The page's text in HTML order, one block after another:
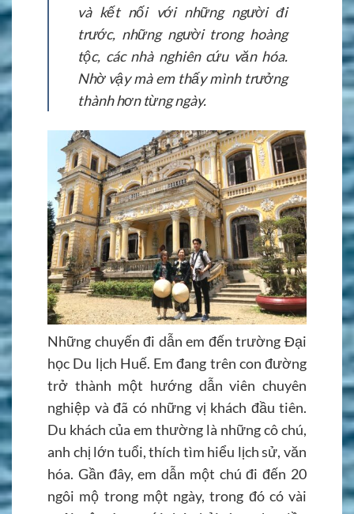
và kết nối với những người đi
trước, những người trong hoàng
tộc, các nhà nghiên cứu văn hóa.
Nhờ vậy mà em thấy mình trưởng
thành hơn từng ngày.
Những chuyến đi dẫn em đến trường Đại
học Du lịch Huế. Em đang trên con đường
trở thành một hướng dẫn viên chuyên
nghiệp và đã có những vị khách đầu tiên.
Du khách của em thường là những cô chú,
anh chị lớn tuổi, thích tìm hiểu lịch sử, văn
hóa. Gần đây, em dẫn một chú đi đến 20
ngôi mộ trong một ngày, trong đó có vài